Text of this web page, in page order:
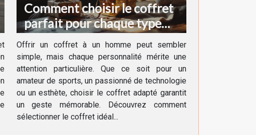
Comment choisir le coffret
parfait pour chaque type
d'homme ?
Offrir un coffret à un homme peut sembler
simple, mais chaque personnalité mérite une
attention particulière. Que ce soit pour un
amateur de sports, un passionné de technologie
ou un esthète, choisir le coffret adapté garantit
un geste mémorable. Découvrez comment
sélectionner le coffret idéal...